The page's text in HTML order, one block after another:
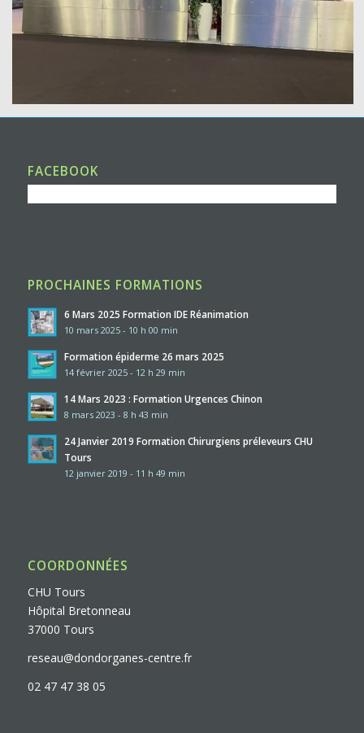
FACEBOOK
PROCHAINES FORMATIONS
6 Mars 2025 Formation IDE Réanimation
10 mars 2025 - 10 h 00 min
Formation épiderme 26 mars 2025
14 février 2025 - 12 h 29 min
14 Mars 2023 : Formation Urgences Chinon
8 mars 2023 - 8 h 43 min
24 Janvier 2019 Formation Chirurgiens préleveurs CHU
Tours
12 janvier 2019 - 11 h 49 min
COORDONNÉES
CHU Tours
Hôpital Bretonneau
37000 Tours
reseau@dondorganes-centre.fr
02 47 47 38 05